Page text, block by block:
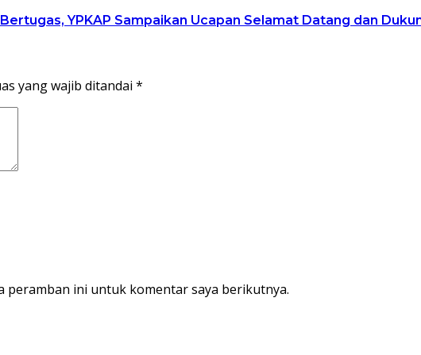
YPKAP Sampaikan Ucapan Selamat Datang dan
yang wajib ditandai *
peramban ini untuk komentar saya berikutnya.